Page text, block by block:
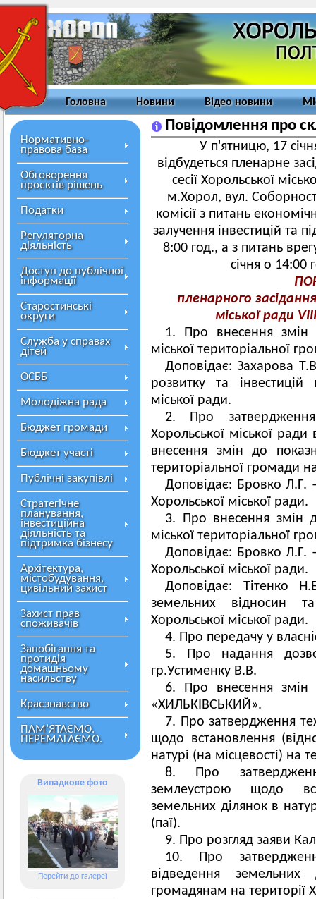
Головна Новини Відео новини
Нормативно-
правова база
Обговорення
проєктів рішень
Податки
Регуляторна
діяльність
Доступ до публічної
інформації
Старостинські
округи
Служба у справах
дітей
ОСББ
Молодіжна рада
Бюджет громади
Бюджет участі
Публічні закупівлі
Стратегічне
планування,
інвестиційна
діяльність та
підтримка бізнесу
Архітектура,
містобудування,
цивільний захист
Захист прав
споживачів
Запобігання та
протидія
домашньому
насильству
Краєзнавство
ПАМ’ЯТАЄМО.
ПЕРЕМАГАЄМО.
Випадкове фото
Перейти до галереї
Повідомлення про
У п'ятницю, 17
відбудеться пленарне
сесії Хорольської
м.Хорол, вул.
комісії з питань
залучення інвестицій та
8:00 год., а з питань
січня о 14:00
пленарного
міської ради
1. Про внесення змін
міської територіальної
Доповідає: Захарова
розвитку та інвестицій
міської ради.
2. Про
Хорольської міської
внесення змін до
територіальної громади
Доповідає: Бровко Л.Г.
Хорольської міської ради.
3. Про внесення змін
міської територіальної
Доповідає: Бровко Л.Г.
Хорольської міської ради.
Доповідає: Тітенко
земельних відносин
Хорольської міської ради.
4. Про передачу у
5. Про надання
гр.Устименку В.В.
6. Про внесення
«ХИЛЬКІВСЬКИЙ».
7. Про затвердження
щодо встановлення
натурі (на місцевості) на
8. Про
землеустрою щодо
земельних ділянок в
(паї).
9. Про розгляд заяви
10. Про
відведення
громадянам на території